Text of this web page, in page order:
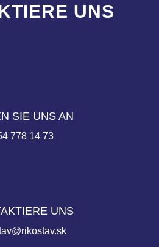
UNS
SIE UNS AN
778 14 73
UNS